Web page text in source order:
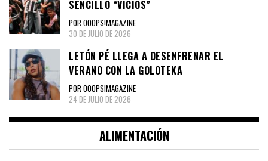
SENCILLO “VICIOS”
POR OOOPS!MAGAZINE
30 DE JULIO DE 2026
LETÓN PÉ LLEGA A DESENFRENAR EL
VERANO CON LA GOLOTEKA
POR OOOPS!MAGAZINE
24 DE JULIO DE 2026
ALIMENTACIÓN